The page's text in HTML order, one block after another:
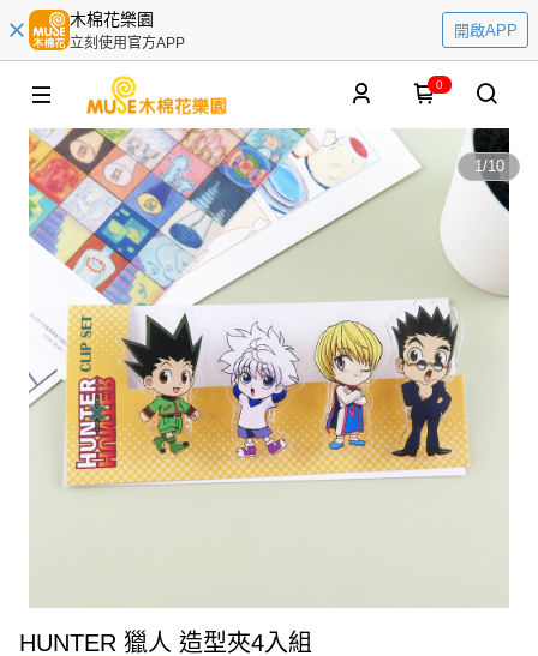
木棉花樂園
立刻使用官方APP
開啟APP
0
1/10
HUNTER 獵人 造型夾4入組